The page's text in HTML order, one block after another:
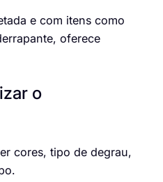
e com itens como
oferece
o
cores, tipo de degrau,